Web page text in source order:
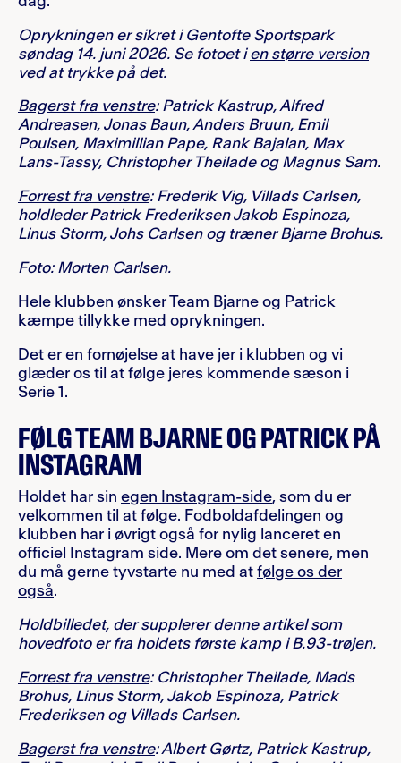
Oprykningen er sikret i Gentofte Sportspark
søndag 14. juni 2026. Se fotoet ien større version
ved at trykke på det.
Bagerst fra venstre: Patrick Kastrup, Alfred
Andreasen, Jonas Baun, Anders Bruun, Emil
Poulsen, Maximillian Pape, Rank Bajalan, Max
Lans-Tassy, Christopher Theilade og Magnus Sam.
Forrest fra venstre: Frederik Vig, Villads Carlsen,
holdleder Patrick Frederiksen Jakob Espinoza,
Linus Storm, Johs Carlsen og træner Bjarne Brohus.
Foto: Morten Carlsen.
Hele klubben ønsker Team Bjarne og Patrick
kæmpe tillykke med oprykningen.
Det er en fornøjelse at have jer i klubben og vi
glæder os til at følge jeres kommende sæson i
Serie 1.
FØLG TEAM BJARNE OG PATRICK PÅ
INSTAGRAM
Holdet har sin egen Instagram-side, som du er
velkommen til at følge. Fodboldafdelingen og
klubben har i øvrigt også for nylig lanceret en
officiel Instagram side. Mere om det senere, men
du må gerne tyvstarte nu med at følge os der
også.
Holdbilledet, der supplerer denne artikel som
hovedfoto er fra holdets første kamp i B.93-trøjen.
Forrest fra venstre: Christopher Theilade, Mads
Brohus, Linus Storm, Jakob Espinoza, Patrick
Frederiksen og Villads Carlsen.
Bagerst fra venstre: Albert Gørtz, Patrick Kastrup,